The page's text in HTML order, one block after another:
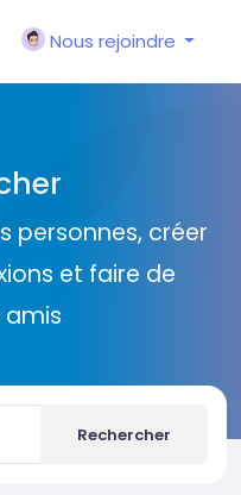
Nous rejoindre
personnes, créer
et faire de
amis
Rechercher